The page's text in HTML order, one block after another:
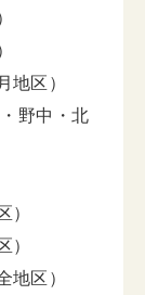
地区）
野中・北
）
）
地区）